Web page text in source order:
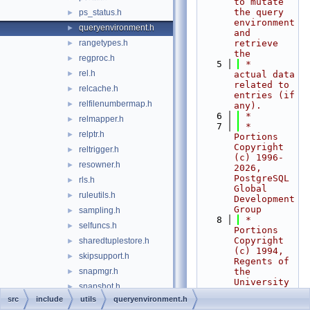
► ps_status.h
► queryenvironment.h
► rangetypes.h
► regproc.h
► rel.h
► relcache.h
► relfilenumbermap.h
► relmapper.h
► relptr.h
► reltrigger.h
► resowner.h
► rls.h
► ruleutils.h
► sampling.h
► selfuncs.h
► sharedtuplestore.h
► skipsupport.h
► snapmgr.h
► snapshot.h
► sortsupport.h
the query
environment
and
retrieve
the
    5
*
actual data
related to
entries (if
any).
    6
*
    7
*
Portions
Copyright
(c) 1996-
2026,
PostgreSQL
Global
Development
Group
    8
*
Portions
Copyright
(c) 1994,
Regents of
the
University
src include utils queryenvironment.h